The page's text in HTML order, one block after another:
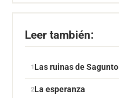
Leer también:
Las ruinas de Sagunto
La esperanza